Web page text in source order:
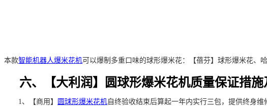
本款智能机器人爆米花机可以爆制多重口味的球形爆米花：【蓓芬】球形爆米花、
六、【大利润】圆球形爆米花机质量保证措施
1、【商用】 圆球形爆米花机 自终验收结束后算起一年内实行三包，提供终身维